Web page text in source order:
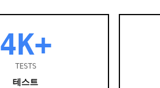
4K+
TESTS
테스트